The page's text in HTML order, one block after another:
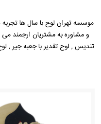
موسسه تهران لوح با سال ها تجربه
و مشاوره به مشتریان ارجمند
تندیس , لوح تقدیر با جعبه جیر ,